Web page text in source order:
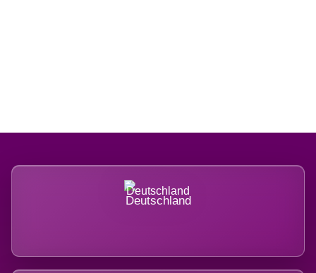
Deutschland